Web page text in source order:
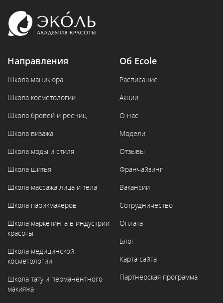
Направления
Школа маникюра
Школа косметологии
Школа бровей и ресниц
Школа визажа
Школа моды и стиля
Школа шитья
Школа массажа лица и тела
Школа парикмахеров
Школа маркетинга в индустрии
красоты
Школа медицинской
косметологии
Школа тату и перманентного
макияжа
Об Ecole
Расписание
Акции
О нас
Модели
Отзывы
Франчайзинг
Вакансии
Сотрудничество
Оплата
Блог
Карта сайта
Партнерская программа